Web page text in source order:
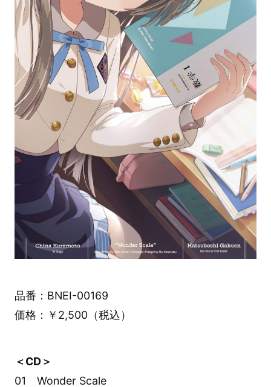
品番：BNEI-00169
価格：￥2,500（税込）
＜CD＞
01 Wonder Scale